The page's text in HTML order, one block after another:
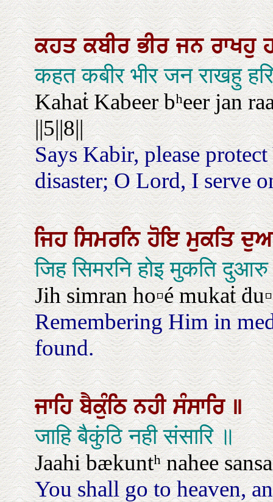
ਕਹਤਕਬੀਰਭੀਰਜਨਰਾਖਹੁ
कहत कबीर भीर जन राखहु
Kahaṫ Kabeer bʰeer jan
||5||8||
Says Kabir, please
disaster; O Lord, I serve
ਜਿਹਸਿਮਰਨਿਹੋਇਮੁਕਤਿ
जिह सिमरनि होइ मुकति
Jih simran ho▫é mukaṫ
Remembering Him in
found.
ਜਾਹਿਬੈਕੁੰਠਿਨਹੀਸੰਸਾਰਿ॥
जाहि बैकुंठि नही संसारि ॥
Jaahi bækuntʰ nahee
You shall go to heaven,